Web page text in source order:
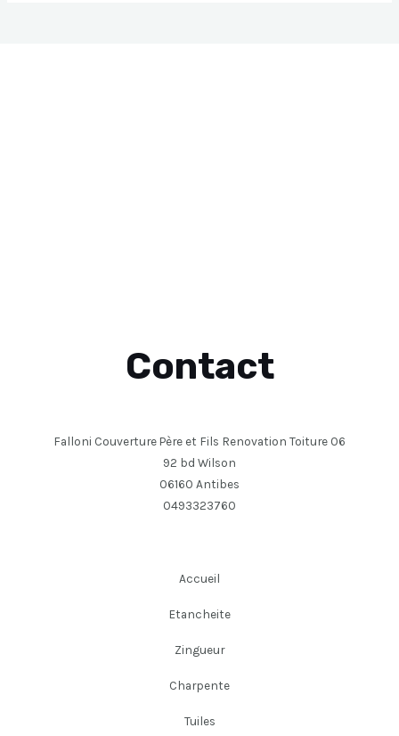
Contact
Falloni Couverture Père et Fils Renovation Toiture 06
92 bd Wilson
06160 Antibes
0493323760
Accueil
Etancheite
Zingueur
Charpente
Tuiles